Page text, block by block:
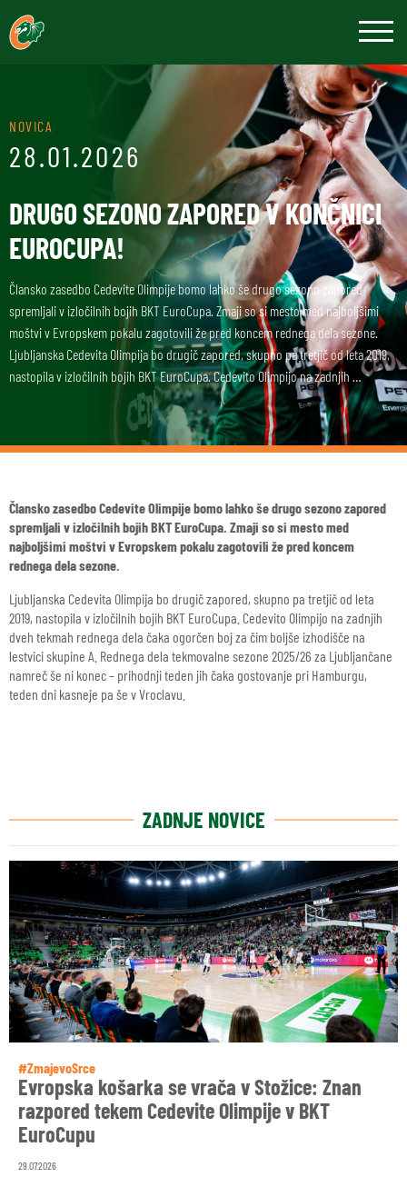
NOVICA
28.01.2026
DRUGO SEZONO ZAPORED V KONČNICI
EUROCUPA!
Člansko zasedbo Cedevite Olimpije bomo lahko še drugo sezono zapored
spremljali v izločilnih bojih BKT EuroCupa. Zmaji so si mesto med najboljšimi
moštvi v Evropskem pokalu zagotovili že pred koncem rednega dela sezone.
Ljubljanska Cedevita Olimpija bo drugič zapored, skupno pa tretjič od leta 2019,
nastopila v izločilnih bojih BKT EuroCupa. Cedevito Olimpijo na zadnjih …
Člansko zasedbo Cedevite Olimpije bomo lahko še drugo sezono zapored
spremljali v izločilnih bojih BKT EuroCupa. Zmaji so si mesto med
najboljšimi moštvi v Evropskem pokalu zagotovili že pred koncem
rednega dela sezone.
Ljubljanska Cedevita Olimpija bo drugič zapored, skupno pa tretjič od leta
2019, nastopila v izločilnih bojih BKT EuroCupa. Cedevito Olimpijo na zadnjih
dveh tekmah rednega dela čaka ogorčen boj za čim boljše izhodišče na
lestvici skupine A. Rednega dela tekmovalne sezone 2025/26 za Ljubljančane
namreč še ni konec – prihodnji teden jih čaka gostovanje pri Hamburgu,
teden dni kasneje pa še v Vroclavu.
ZADNJE NOVICE
#ZmajevoSrce
Evropska košarka se vrača v Stožice: Znan
razpored tekem Cedevite Olimpije v BKT
EuroCupu
29.07.2026